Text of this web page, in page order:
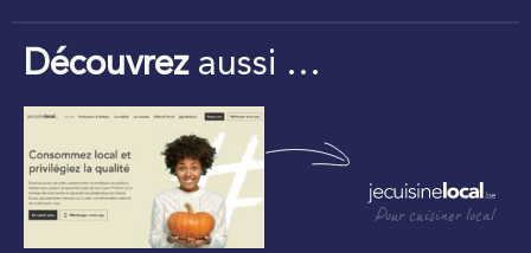
Découvrezaussi …
Pour cuisiner local